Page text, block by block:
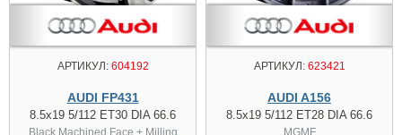
АРТИКУЛ:604192
AUDI FP431
8.5x19 5/112 ET30 DIA 66.6
Black Machined Face + Milling
АРТИКУЛ:623421
AUDI A156
8.5x19 5/112 ET28 DIA 66.6
MGMF